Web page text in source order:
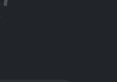
SVĚTLÝ/TMAVÝ REŽIM